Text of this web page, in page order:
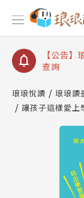
【公告】
【公告】
【公告
查詢
停部分閱
琅琅悅讀 琅琅讀
讓孩子這樣愛上